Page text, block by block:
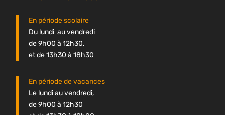
En période scolaire
Du lundi au vendredi
de 9h00 à 12h30,
et de 13h30 à 18h30
En période de vacances
Le lundi au vendredi,
de 9h00 à 12h30